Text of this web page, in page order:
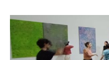
fortalecimiento de la
planeta. ¿Qué herramientas voy a conocer? *
Economica alternativa * Programación y
automatización